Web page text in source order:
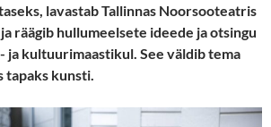
lavastab Tallinnas Noorsooteatris
räägib hullumeelsete ideede ja otsingu
kultuurimaastikul. See väldib tema
tapaks kunsti.